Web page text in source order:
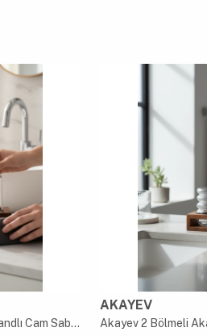
Akayev 2 Bölmeli Akasya Standlı Cam Sabunluk ve Diş Fırçalık Seti
AKAYEV